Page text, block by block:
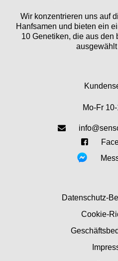
Wir konzentrieren uns auf
Hanfsamen und bieten ein
10 Genetiken, die aus den
Mo-Fr
Datenschutz-
Cookie-